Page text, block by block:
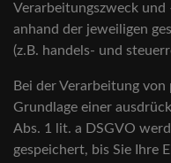
Verarbeitungszweck und
anhand der jeweiligen
(z.B. handels- und
Bei der Verarbeitung
Grundlage einer
Abs. 1 lit. a DSGVO
gespeichert, bis Sie Ihre